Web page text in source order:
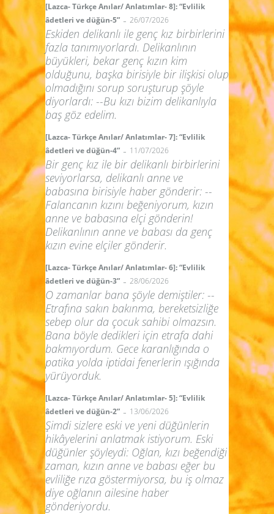
[Lazca- Türkçe Anılar/ Anlatımlar- 8]: “Evlilik
âdetleri ve düğün-5” - 26/07/2026
Eskiden delikanlı ile genç kız birbirlerini
fazla tanımıyorlardı. Delikanlının
büyükleri, bekar genç kızın kim
olduğunu, başka birisiyle bir ilişkisi olup
olmadığını sorup soruşturup şöyle
diyorlardı: --Bu kızı bizim delikanlıyla
baş göz edelim.
[Lazca- Türkçe Anılar/ Anlatımlar- 7]: “Evlilik
âdetleri ve düğün-4” - 11/07/2026
Bir genç kız ile bir delikanlı birbirlerini
seviyorlarsa, delikanlı anne ve
babasına birisiyle haber gönderir: --
Falancanın kızını beğeniyorum, kızın
anne ve babasına elçi gönderin!
Delikanlının anne ve babası da genç
kızın evine elçiler gönderir.
[Lazca- Türkçe Anılar/ Anlatımlar- 6]: “Evlilik
âdetleri ve düğün-3” - 28/06/2026
O zamanlar bana şöyle demiştiler: --
Etrafına sakın bakınma, bereketsizliğe
sebep olur da çocuk sahibi olmazsın.
Bana böyle dedikleri için etrafa dahi
bakmıyordum. Gece karanlığında o
patika yolda iptidai fenerlerin ışığında
yürüyorduk.
[Lazca- Türkçe Anılar/ Anlatımlar- 5]: “Evlilik
âdetleri ve düğün-2” - 13/06/2026
Şimdi sizlere eski ve yeni düğünlerin
hikâyelerini anlatmak istiyorum. Eski
düğünler şöyleydi: Oğlan, kızı beğendiği
zaman, kızın anne ve babası eğer bu
evliliğe rıza göstermiyorsa, bu iş olmaz
diye oğlanın ailesine haber
gönderiyordu.